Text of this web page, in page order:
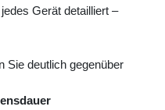
Gerät detailliert –
Sie deutlich gegenüber